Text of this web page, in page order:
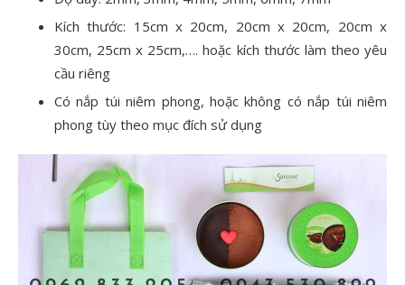
Kích thước: 15cm x 20cm, 20cm x 20cm, 20cm x
30cm, 25cm x 25cm,…. hoặc kích thước làm theo yêu
cầu riêng
Có nắp túi niêm phong, hoặc không có nắp túi niêm
phong tùy theo mục đích sử dụng